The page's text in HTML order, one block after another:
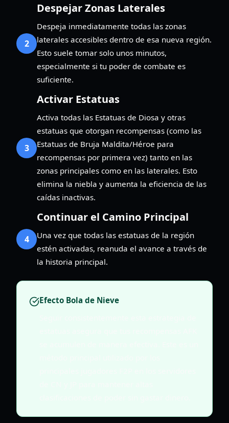
2
Despejar Zonas Laterales
Despeja inmediatamente todas las zonas
laterales accesibles dentro de esa nueva región.
Esto suele tomar solo unos minutos,
especialmente si tu poder de combate es
suficiente.
3
Activar Estatuas
Activa todas las Estatuas de Diosa y otras
estatuas que otorgan recompensas (como las
Estatuas de Bruja Maldita/Héroe para
recompensas por primera vez) tanto en las
zonas principales como en las laterales. Esto
elimina la niebla y aumenta la eficiencia de las
caídas inactivas.
4
Continuar el Camino Principal
Una vez que todas las estatuas de la región
estén activadas, reanuda el avance a través de
la historia principal.
Efecto Bola de Nieve